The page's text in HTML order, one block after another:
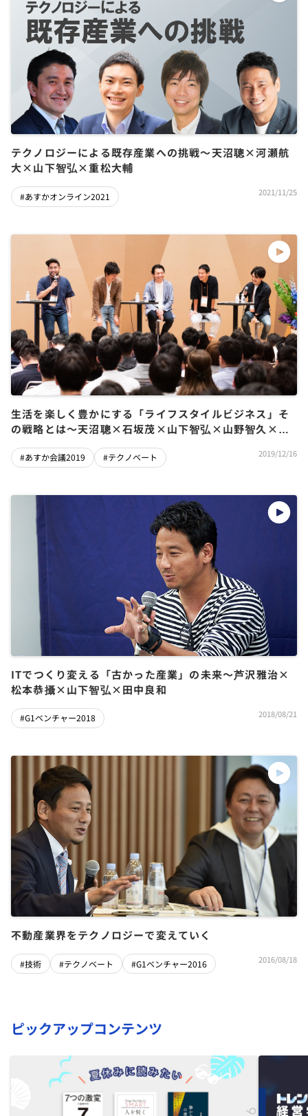
テクノロジーによる既存産業への挑戦〜天沼聰×河瀬航
大×山下智弘×重松大輔
#あすかオンライン2021 2021/11/25
生活を楽しく豊かにする「ライフスタイルビジネス」そ
の戦略とは～天沼聰×石坂茂×山下智弘×山野智久×久
#あすか会議2019 #テクノベート 2019/12/16
ITでつくり変える「古かった産業」の未来～芦沢雅治×
松本恭攝×山下智弘×田中良和
#G1ベンチャー2018 2018/08/21
不動産業界をテクノロジーで変えていく
#技術 #テクノベート #G1ベンチャー2016 2016/08/18
ピックアップコンテンツ